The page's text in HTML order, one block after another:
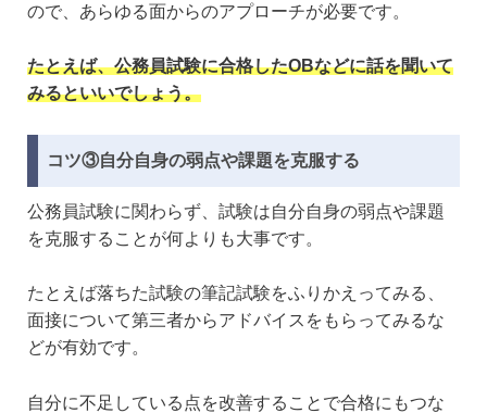
ので、あらゆる面からのアプローチが必要です。
たとえば、公務員試験に合格したOBなどに話を聞いて
みるといいでしょう。
コツ③自分自身の弱点や課題を克服する
公務員試験に関わらず、試験は自分自身の弱点や課題
を克服することが何よりも大事です。
たとえば落ちた試験の筆記試験をふりかえってみる、
面接について第三者からアドバイスをもらってみるな
どが有効です。
自分に不足している点を改善することで合格にもつな